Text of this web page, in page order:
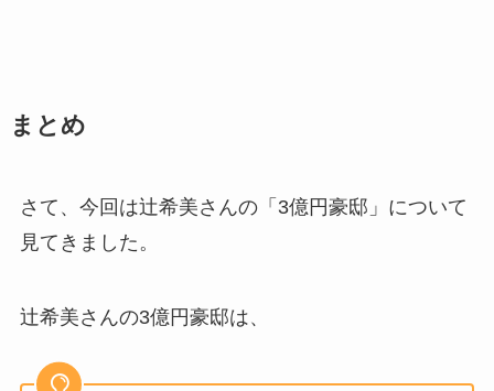
まとめ
さて、今回は辻希美さんの「3億円豪邸」について
見てきました。
辻希美さんの3億円豪邸は、